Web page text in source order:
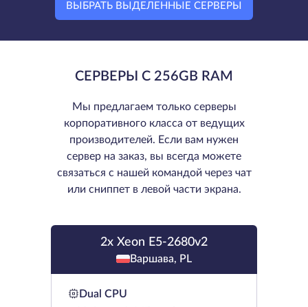
ВЫБРАТЬ ВЫДЕЛЕННЫЕ СЕРВЕРЫ
СЕРВЕРЫ С 256GB RAM
Мы предлагаем только серверы
корпоративного класса от ведущих
производителей. Если вам нужен
сервер на заказ, вы всегда можете
связаться с нашей командой через чат
или сниппет в левой части экрана.
2x Xeon E5-2680v2
Варшава, PL
Dual CPU